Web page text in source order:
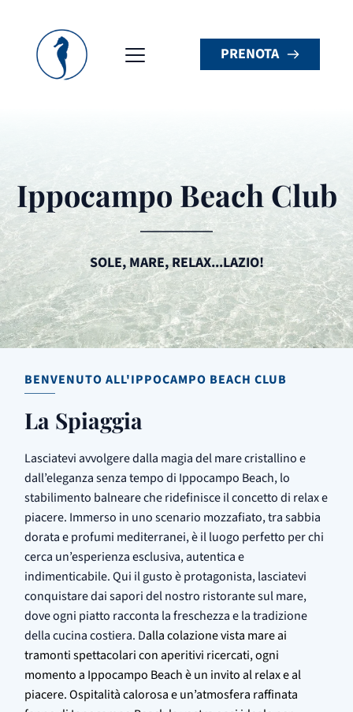
PRENOTA
Ippocampo Beach Club
SOLE, MARE, RELAX...LAZIO!
BENVENUTO ALL'IPPOCAMPO BEACH CLUB
La Spiaggia
Lasciatevi avvolgere dalla magia del mare cristallino e
dall’eleganza senza tempo di Ippocampo Beach, lo
stabilimento balneare che ridefinisce il concetto di relax e
piacere. Immerso in uno scenario mozzafiato, tra sabbia
dorata e profumi mediterranei, è il luogo perfetto per chi
cerca un’esperienza esclusiva, autentica e
indimenticabile. Qui il gusto è protagonista, lasciatevi
conquistare dai sapori del nostro ristorante sul mare,
dove ogni piatto racconta la freschezza e la tradizione
della cucina costiera. Dalla colazione vista mare ai
tramonti spettacolari con aperitivi ricercati, ogni
momento a Ippocampo Beach è un invito al relax e al
piacere. Ospitalità calorosa e un’atmosfera raffinata